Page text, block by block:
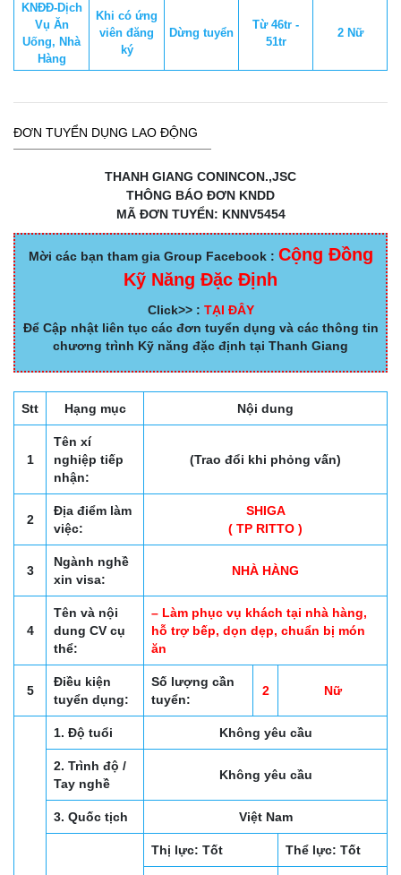
KNĐĐ-Dịch
Vụ Ăn
Uống, Nhà
Hàng
Khi có ứng
viên đăng
ký
Dừng tuyển
Từ 46tr -
51tr
2 Nữ
ĐƠN TUYỂN DỤNG LAO ĐỘNG
THANH GIANG CONINCON.,JSC
THÔNG BÁO ĐƠN KNDD
MÃ ĐƠN TUYỂN: KNNV5454
Mời các bạn tham gia Group Facebook : Cộng Đồng
Kỹ Năng Đặc Định
Click>> : TẠI ĐÂY
Để Cập nhật liên tục các đơn tuyển dụng và các thông tin
chương trình Kỹ năng đặc định tại Thanh Giang
Stt Hạng mục Nội dung
1
Tên xí
nghiệp tiếp
nhận:
(Trao đổi khi phỏng vấn)
2
Địa điểm làm
việc:
SHIGA
( TP RITTO )
3
Ngành nghề
xin visa:
NHÀ HÀNG
4
Tên và nội
dung CV cụ
thể:
– Làm phục vụ khách tại nhà hàng,
hỗ trợ bếp, dọn dẹp, chuẩn bị món
ăn
5
Điều kiện
tuyển dụng:
Số lượng cần
tuyển:
2 Nữ
1. Độ tuổi Không yêu cầu
2. Trình độ /
Tay nghề
Không yêu cầu
3. Quốc tịch Việt Nam
Thị lực: Tốt Thể lực: Tốt